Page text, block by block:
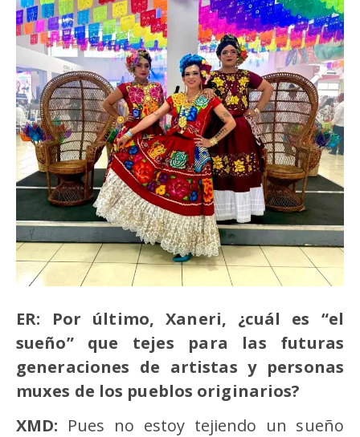
ER: Por último, Xaneri, ¿cuál es “el
sueño” que tejes para las futuras
generaciones de artistas y personas
muxes de los pueblos originarios?
XMD: Pues no estoy tejiendo un sueño